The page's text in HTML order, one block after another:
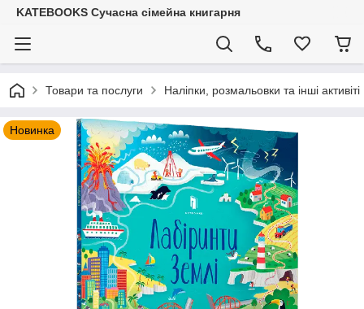
KATEBOOKS Сучасна сімейна книгарня
Товари та послуги Наліпки, розмальовки та інші активіті
Новинка